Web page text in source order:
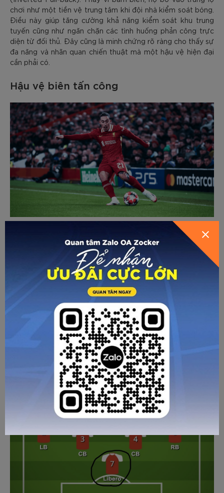
chơi như một tiền vệ trung tâm khi đội nhà kiểm soát bóng.
Điều này giúp tăng cường khả năng kiểm soát khu trung
tuyến cũng như ngăn chặn các tình huống phản công trực
diện từ đối thủ. Đây cũng là minh chứng rõ ràng cho thấy sự
đa năng và nhãn quan chiến thuật mà một hậu vệ hiện đại
cần phải có.
Hậu vệ biên tấn công
Vị trí này thường bị nhầm lẫn với hậu vệ biên thông thường,
nhưng thực tế chúng có sự khác biệt rõ rệt về mặt hệ
thống. Hậu vệ biên tấn công chỉ xuất hiện trong các sơ đồ
có 3 trung vệ (như 3 – 5 - 2 hoặc 3 – 4 - 3). Vì phía sau đã
có 3 lớp lá chắn trung tâm bọc lót, nên họ được phép chơi
như những cầu thủ chạy cánh thực thụ.
Áp lực lên một hậu vệ biên tấn công rất lớn về mặt thể lực.
Họ là người duy nhất phụ trách toàn bộ một hành lang cánh.
Trong tấn công, họ là mũi khoan xuyên phá, nhưng trong
phòng ngự, họ phải lùi về tạo thành hàng thủ 5 người. Để
chơi tốt ở vị trí này, cầu thủ cần có sự bền bỉ của một vận
động viên marathon và khả năng dứt điểm của một tiền
đạo khi có cơ hội xâm nhập vòng cấm.
Hậu vệ tự do Libero